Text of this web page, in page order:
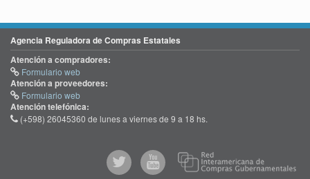
Agencia Reguladora de Compras Estatales
Atención a compradores:
Formulario web
Atención a proveedores:
Formulario web
Atención telefónica:
(+598) 26045360 de lunes a viernes de 9 a 18 hs.
@comprasgubuy
ACCE